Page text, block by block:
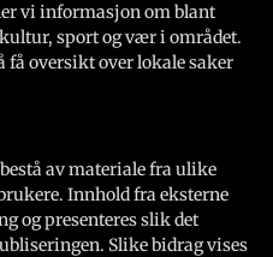
vi informasjon om blant
sport og vær i området.
få oversikt over lokale saker
av materiale fra ulike
Innhold fra eksterne
og presenteres slik det
Slike bidrag vises